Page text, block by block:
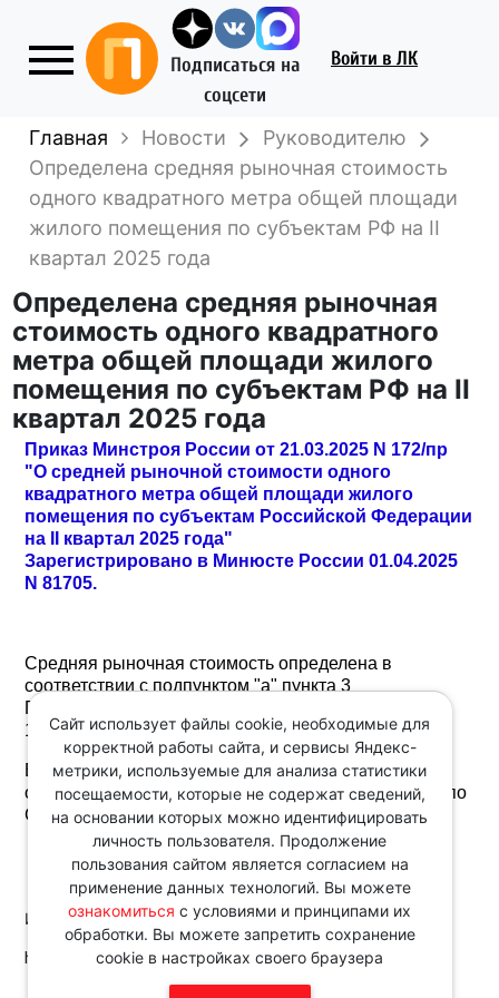
Подписаться на
соцсети
Войти в ЛК
Главная Новости
Руководителю
Определена средняя рыночная стоимость
одного квадратного метра общей площади
жилого помещения по субъектам РФ на II
квартал 2025 года
Определена средняя рыночная
стоимость одного квадратного
метра общей площади жилого
помещения по субъектам РФ на II
квартал 2025 года
Приказ Минстроя России от 21.03.2025 N 172/пр
"О средней рыночной стоимости одного
квадратного метра общей площади жилого
помещения по субъектам Российской Федерации
на II квартал 2025 года"
Зарегистрировано в Минюсте России 01.04.2025
N 81705.
Средняя рыночная стоимость определена в
соответствии с подпунктом "а" пункта 3
Постановления Правительства РФ от 21.03.2006 N
153.
Ее размер составляет, например, по Московской
области 150 233 рубля, по Москве - 176 764 рубля, по
Санкт-Петербургу - 165 315 рублей.
Источник:
http://www.consultant.ru
Сайт использует файлы cookie, необходимые для
корректной работы сайта, и сервисы Яндекс-
метрики, используемые для анализа статистики
посещаемости, которые не содержат сведений,
на основании которых можно идентифицировать
личность пользователя. Продолжение
пользования сайтом является согласием на
применение данных технологий. Вы можете
ознакомиться с условиями и принципами их
обработки. Вы можете запретить сохранение
cookie в настройках своего браузера